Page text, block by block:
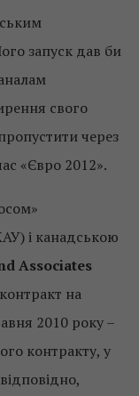
запуск дав би
свого
через
«Євро 2012».
і канадською
Associates
на
2010 року –
контракту, у